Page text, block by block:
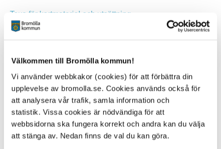
Välkommen till Bromölla kommun!
Vi använder webbkakor (cookies) för att förbättra din
upplevelse av bromolla.se. Cookies används också för
att analysera vår trafik, samla information och
statistik. Vissa cookies är nödvändiga för att
webbsidorna ska fungera korrekt och andra kan du välja
att stänga av. Nedan finns de val du kan göra.
Taxa för kartmaterial och utsättning
Taxa för kopieringstjänster på kommunservice
avfallsanläggning
Taxa för offentlig kontroll inom livsmedelslagstiftningen
Taxa för prövning och tillsyn enligt miljöbalken mm
Taxa för tillsyn över avfallshantering i fritidsbåtshamnar
Taxa för torgplatser